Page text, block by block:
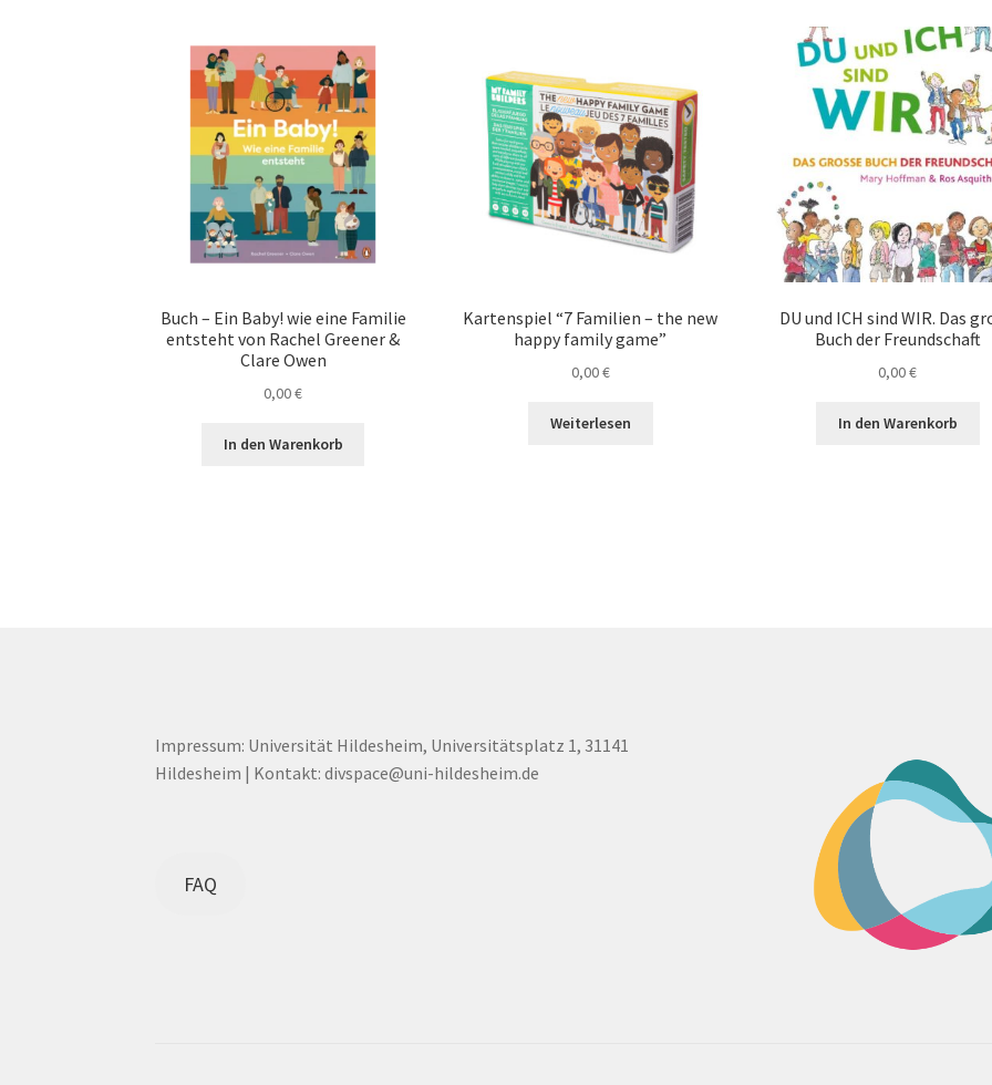
Buch – Ein Baby! wie eine Familie
entsteht von Rachel Greener &
Clare Owen
0,00€
In den Warenkorb
Kartenspiel “7 Familien – the new
happy family game”
0,00€
Weiterlesen
DU und ICH sind WIR. Das
Buch der Freundschaft
0,00€
In den Warenkorb
Impressum: Universität Hildesheim, Universitätsplatz 1, 31141
Hildesheim | Kontakt: divspace@uni-hildesheim.de
FAQ